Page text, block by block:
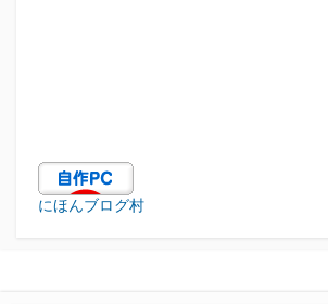
にほんブログ村